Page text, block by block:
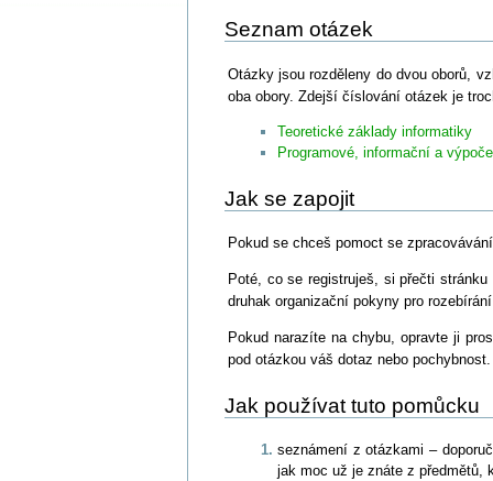
Seznam otázek
Otázky jsou rozděleny do dvou oborů,
oba obory. Zdejší číslování otázek je
Teoretické základy informatiky
Programové, informační a
Jak se zapojit
Pokud se chceš pomoct se
Poté, co se registruješ, si přečti stránku
druhak organizační pokyny pro
Pokud narazíte na chybu, opravte ji
pod otázkou váš dotaz nebo
Jak používat tuto pomůcku
seznámení z otázkami –
jak moc už je znáte z předmětů,